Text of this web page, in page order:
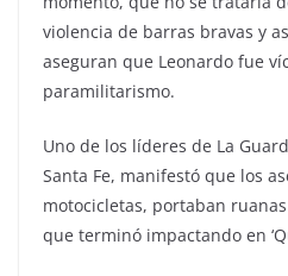
violencia de barras bravas y
aseguran que Leonardo fue
paramilitarismo.
Uno de los líderes de La
Santa Fe, manifestó que los
motocicletas, portaban
que terminó impactando en